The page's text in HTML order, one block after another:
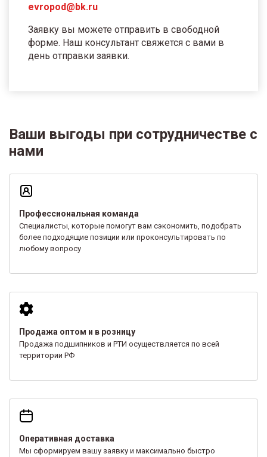
evropod@bk.ru
Заявку вы можете отправить в свободной
форме. Наш консультант свяжется с вами в
день отправки заявки.
Ваши выгоды при сотрудничестве с
нами
Профессиональная команда
Специалисты, которые помогут вам сэкономить, подобрать
более подходящие позиции или проконсультировать по
любому вопросу
Продажа оптом и в розницу
Продажа подшипников и РТИ осуществляется по всей
территории РФ
Оперативная доставка
Мы сформируем вашу заявку и максимально быстро